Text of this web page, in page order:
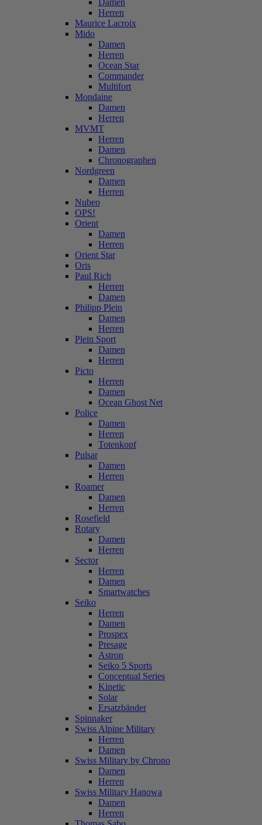
Damen
Herren
Maurice Lacroix
Mido
Damen
Herren
Ocean Star
Commander
Multifort
Mondaine
Damen
Herren
MVMT
Herren
Damen
Chronographen
Nordgreen
Damen
Herren
Nubeo
OPS!
Orient
Damen
Herren
Orient Star
Oris
Paul Rich
Herren
Damen
Philipp Plein
Damen
Herren
Plein Sport
Damen
Herren
Picto
Herren
Damen
Ocean Ghost Net
Police
Damen
Herren
Totenkopf
Pulsar
Damen
Herren
Roamer
Damen
Herren
Rosefield
Rotary
Damen
Herren
Sector
Herren
Damen
Smartwatches
Seiko
Herren
Damen
Prospex
Presage
Astron
Seiko 5 Sports
Conceptual Series
Kinetic
Solar
Ersatzbänder
Spinnaker
Swiss Alpine Military
Herren
Damen
Swiss Military by Chrono
Damen
Herren
Swiss Military Hanowa
Damen
Herren